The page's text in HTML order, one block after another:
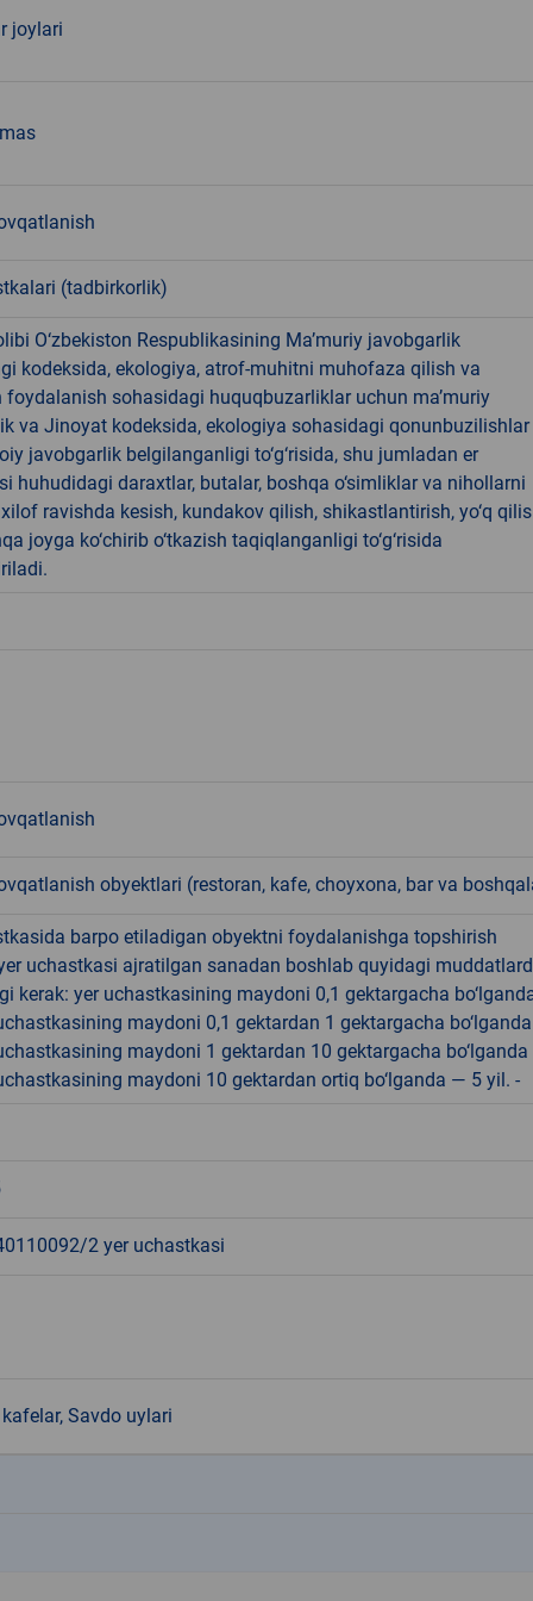
joylari
(tadbirkorlik)
O‘zbekiston Respublikasining Ma’muriy javobgarlik
kodeksida, ekologiya, atrof-muhitni muhofaza qilish va
sohasidagi huquqbuzarliklar uchun ma’muriy
va Jinoyat kodeksida, ekologiya sohasidagi qonunbuzilishlar
javobgarlik belgilanganligi to‘g‘risida, shu jumladan er
huhudidagi daraxtlar, butalar, boshqa o‘simliklar va nihollarni
ravishda kesish, kundakov qilish, shikastlantirish, yo‘q
joyga ko‘chirib o‘tkazish taqiqlanganligi to‘g‘risida
obyektlari (restoran, kafe, choyxona, bar va
barpo etiladigan obyektni foydalanishga topshirish
uchastkasi ajratilgan sanadan boshlab quyidagi
kerak: yer uchastkasining maydoni 0,1 gektargacha
maydoni 0,1 gektardan 1 gektargacha
maydoni 1 gektardan 10 gektargacha
maydoni 10 gektardan ortiq bo‘lganda — 5 yil. -
2 yer uchastkasi
Savdo uylari